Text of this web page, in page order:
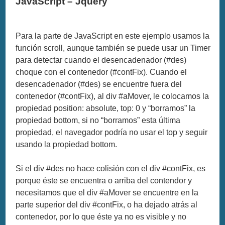
Para la parte de JavaScript en este ejemplo usamos la
función scroll, aunque también se puede usar un Timer
para detectar cuando el desencadenador (#des)
choque con el contenedor (#contFix). Cuando el
desencadenador (#des) se encuentre fuera del
contenedor (#contFix), al div #aMover, le colocamos la
propiedad position: absolute, top: 0 y “borramos” la
propiedad bottom, si no “borramos” esta última
propiedad, el navegador podría no usar el top y seguir
usando la propiedad bottom.
Si el div #des no hace colisión con el div #contFix, es
porque éste se encuentra o arriba del contendor y
necesitamos que el div #aMover se encuentre en la
parte superior del div #contFix, o ha dejado atrás al
contenedor, por lo que éste ya no es visible y no